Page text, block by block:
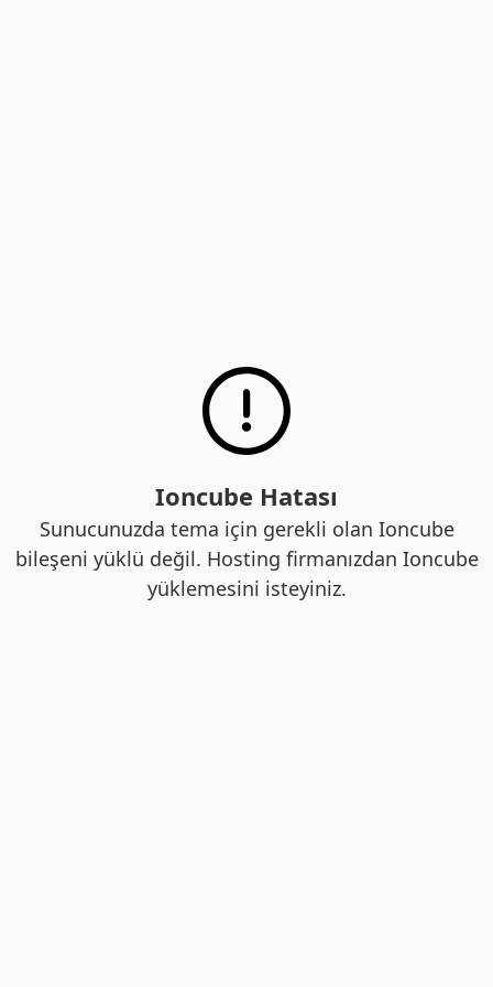
Ioncube Hatası
Sunucunuzda tema için gerekli olan Ioncube
bileşeni yüklü değil. Hosting firmanızdan Ioncube
yüklemesini isteyiniz.